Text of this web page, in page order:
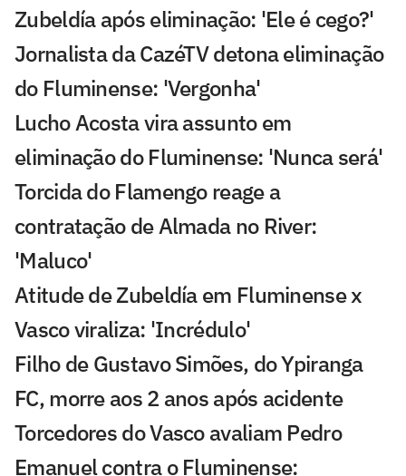
Zubeldía após eliminação: 'Ele é cego?'
Jornalista da CazéTV detona eliminação
do Fluminense: 'Vergonha'
Lucho Acosta vira assunto em
eliminação do Fluminense: 'Nunca será'
Torcida do Flamengo reage a
contratação de Almada no River:
'Maluco'
Atitude de Zubeldía em Fluminense x
Vasco viraliza: 'Incrédulo'
Filho de Gustavo Simões, do Ypiranga
FC, morre aos 2 anos após acidente
Torcedores do Vasco avaliam Pedro
Emanuel contra o Fluminense: